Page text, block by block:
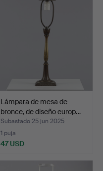
Lámpara de mesa de
bronce, de diseño europ…
Subastado 25 jun 2025
1 puja
47 USD